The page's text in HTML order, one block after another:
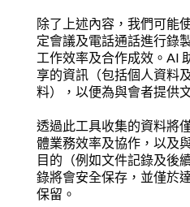
除了上述內容，我們可能
定會議及電話通話進行錄
工作效率及合作成效。AI
享的資訊（包括個人資料
料），以便為與會者提供
透過此工具收集的資料將
體業務效率及協作，以及
目的（例如文件記錄及後
錄將會安全保存，並僅於
保留。